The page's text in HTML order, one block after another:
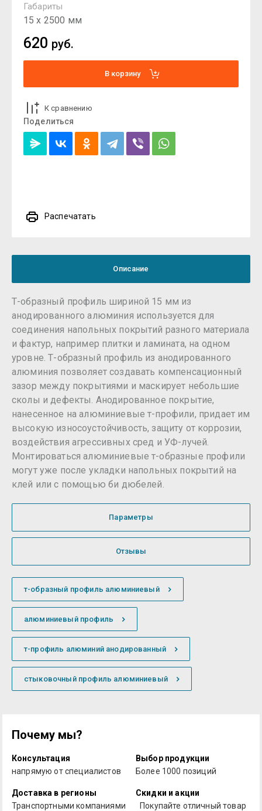
Габариты
15 х 2500 мм
620 руб.
В корзину
К сравнению
Поделиться
Распечатать
Описание
Т-образный профиль шириной 15 мм из
анодированного алюминия используется для
соединения напольных покрытий разного материала
и фактур, например плитки и ламината, на одном
уровне. Т-образный профиль из анодированного
алюминия позволяет создавать компенсационный
зазор между покрытиями и маскирует небольшие
сколы и дефекты. Анодированное покрытие,
нанесенное на алюминиевые т-профили, придает им
высокую износоустойчивость, защиту от коррозии,
воздействия агрессивных сред и УФ-лучей.
Монтироваться алюминиевые т-образные профили
могут уже после укладки напольных покрытий на
клей или с помощью би дюбелей.
Параметры
Отзывы
т-образный профиль алюминиевый
алюминиевый профиль
т-профиль алюминий анодированный
стыковочный профиль алюминиевый
Почему мы?
Консультация
напрямую от специалистов
Выбор продукции
Более 1000 позиций
Доставка в регионы
Транспортными компаниями
Скидки и акции
Покупайте отличный товар